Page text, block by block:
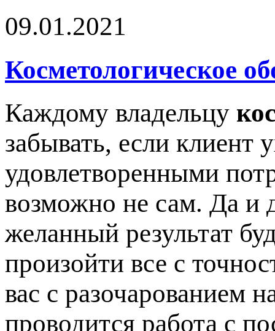
09.01.2021
Косметологическое
Каждому владельцу
забывать, если клиент
удовлетворенными
возможно не сам. Да и
желанный результат
произойти все с
вас с разочарованием
проводится работа с